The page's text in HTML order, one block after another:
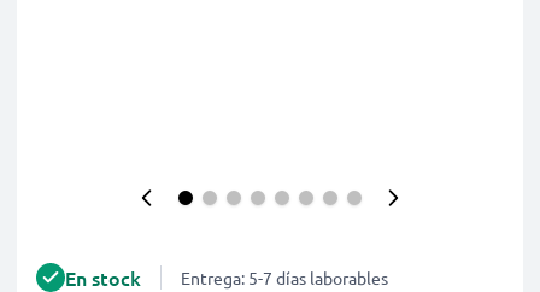
En stock Entrega: 5-7 días laborables